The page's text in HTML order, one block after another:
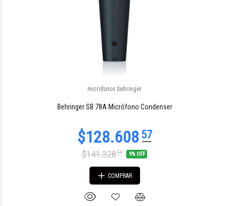
microfonos behringer
Behringer SB 78A Micrófono Condenser
$141.32810 9% OFF
COMPRAR